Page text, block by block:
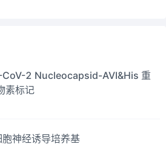
CoV-2 Nucleocapsid-AVI&His 重
素标记
神经诱导培养基